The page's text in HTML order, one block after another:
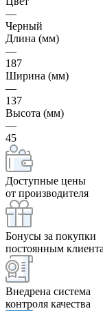
—
Черный
Длина (мм)
—
187
Ширина (мм)
—
137
Высота (мм)
—
45
Доступные цены
от производителя
Бонусы за покупки
постоянным
Внедрена система
контроля качества